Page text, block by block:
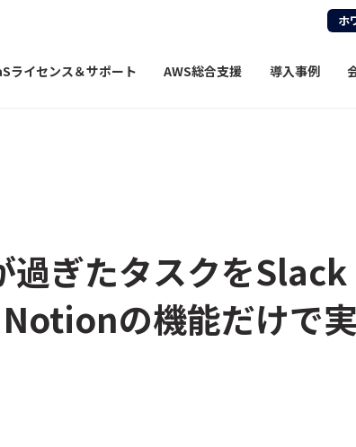
ホ
ライセンス＆サポート AWS総合支援 導入事例
過ぎたタスクをSlack
の機能だけで実